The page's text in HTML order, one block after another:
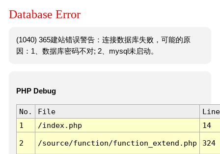
Database Error
(1040) 365建站错误警告：连接数据库失败，可能的原
因：1、数据库密码不对; 2、mysql未启动。
PHP Debug
No. File
Line
1
/index.php 14
2 /source/function/function_extend.php 324